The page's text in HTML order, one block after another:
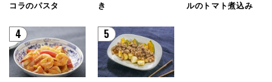
コラのパスタ
き
ルのトマト煮込み
4 5